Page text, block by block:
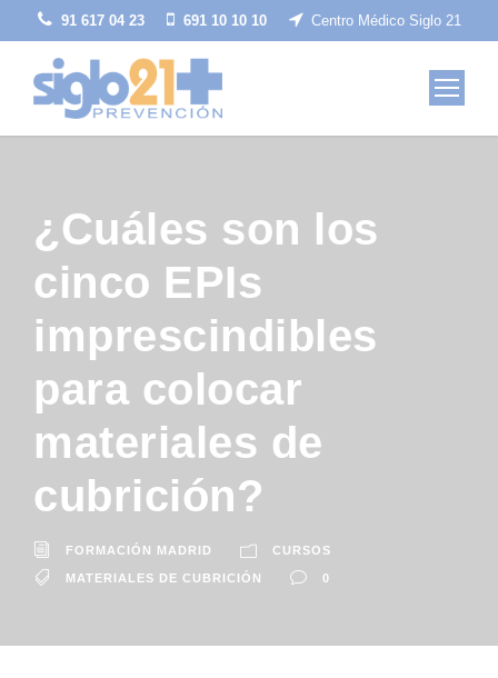
91 617 04 23 691 10 10 10 Centro Médico Siglo 21
¿Cuáles son los
cinco EPIs
imprescindibles
para colocar
materiales de
cubrición?
FORMACIÓN MADRID CURSOS
MATERIALES DE CUBRICIÓN 0